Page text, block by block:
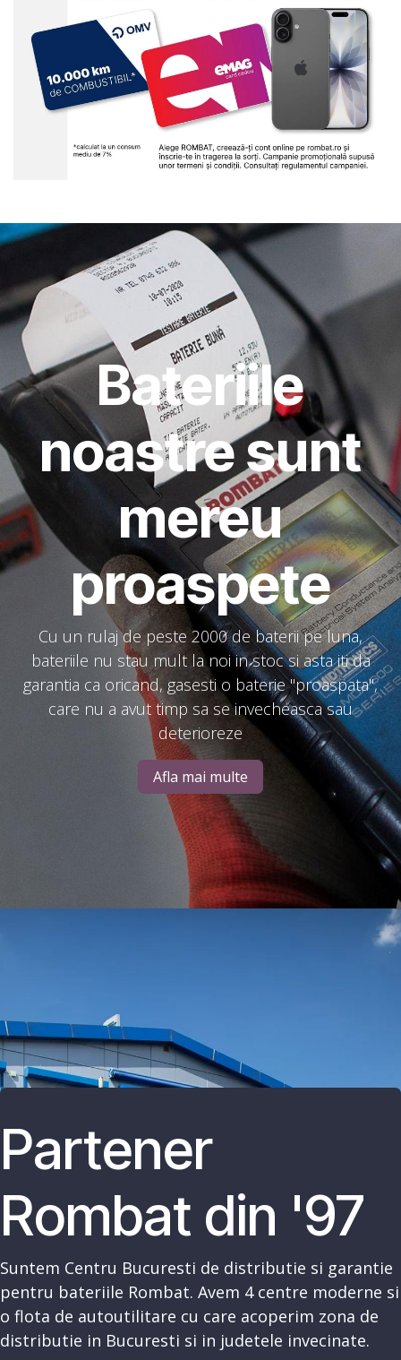
Bateriile
noastre sunt
mereu
proaspete
Cu un rulaj de peste 2000 de baterii pe luna,
bateriile nu stau mult la noi in stoc si asta iti da
garantia ca oricand, gasesti o baterie "proaspata",
care nu a avut timp sa se invecheasca sau
deterioreze
Afla mai multe
Partener
Rombat din '97
Suntem Centru Bucuresti de distributie si garantie
pentru bateriile Rombat. Avem 4 centre moderne si
o flota de autoutilitare cu care acoperim zona de
distributie in Bucuresti si in judetele invecinate.